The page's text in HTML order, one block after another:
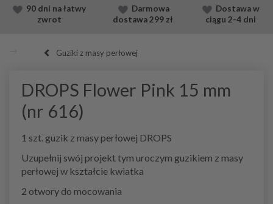
90 dni na łatwy
zwrot
Darmowa
dostawa299 zł
Dostawaw
ciągu 2-4 dni
Guziki z masy perłowej
DROPS Flower Pink 15 mm
(nr 616)
1 szt. guzik z masy perłowej DROPS
Uzupełnij swój projekt tym uroczym guzikiem z masy
perłowej w kształcie kwiatka
2 otwory do mocowania